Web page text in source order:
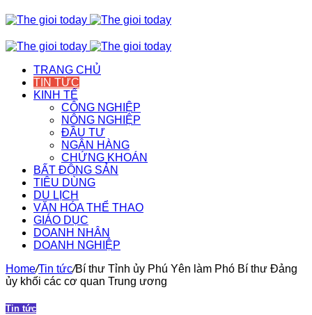
TRANG CHỦ
TIN TỨC
KINH TẾ
CÔNG NGHIỆP
NÔNG NGHIỆP
ĐẦU TƯ
NGÂN HÀNG
CHỨNG KHOÁN
BẤT ĐỘNG SẢN
TIÊU DÙNG
DU LỊCH
VĂN HÓA THỂ THAO
GIÁO DỤC
DOANH NHÂN
DOANH NGHIỆP
Home/Tin tức/Bí thư Tỉnh ủy Phú Yên làm Phó Bí thư Đảng
ủy khối các cơ quan Trung ương
Tin tức